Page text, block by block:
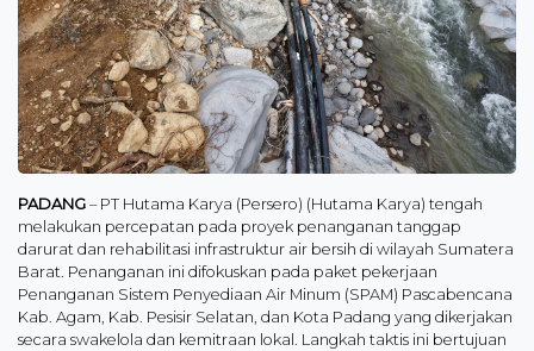
PADANG – PT Hutama Karya (Persero) (Hutama Karya) tengah
melakukan percepatan pada proyek penanganan tanggap
darurat dan rehabilitasi infrastruktur air bersih di wilayah Sumatera
Barat. Penanganan ini difokuskan pada paket pekerjaan
Penanganan Sistem Penyediaan Air Minum (SPAM) Pascabencana
Kab. Agam, Kab. Pesisir Selatan, dan Kota Padang yang dikerjakan
secara swakelola dan kemitraan lokal. Langkah taktis ini bertujuan